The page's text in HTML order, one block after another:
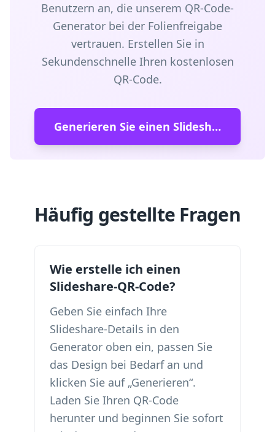
Benutzern an, die unserem QR-Code-
Generator bei der Folienfreigabe
vertrauen. Erstellen Sie in
Sekundenschnelle Ihren kostenlosen
QR-Code.
Generieren Sie einen Slideshare-QR-Code
Häufig gestellte Fragen
Wie erstelle ich einen
Slideshare-QR-Code?
Geben Sie einfach Ihre
Slideshare-Details in den
Generator oben ein, passen Sie
das Design bei Bedarf an und
klicken Sie auf „Generieren“.
Laden Sie Ihren QR-Code
herunter und beginnen Sie sofort